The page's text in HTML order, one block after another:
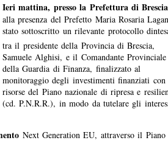
Ieri mattina, presso la Prefettura di Brescia
alla presenza del Prefetto Maria Rosaria
stato sottoscritto un rilevante protocollo
tra il presidente della Provincia di Brescia,
Samuele Alghisi, e il Comandante Provinciale
della Guardia di Finanza, finalizzato al
monitoraggio degli investimenti finanziati con
risorse del Piano nazionale di ripresa e
(cd. P.N.R.R.), in modo da tutelare gli
Next Generation EU, attraverso il Piano